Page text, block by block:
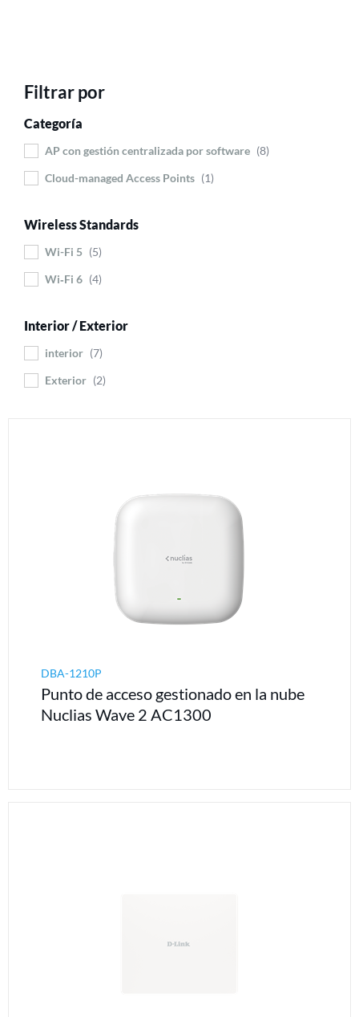
Filtrar por
Categoría
AP con gestión centralizada por software
8
Cloud-managed Access Points
1
Wireless Standards
Wi-Fi 5
5
Wi‑Fi 6
4
Interior / Exterior
interior
7
Exterior
2
DBA-1210P
Punto de acceso gestionado en la nube
Nuclias Wave 2 AC1300